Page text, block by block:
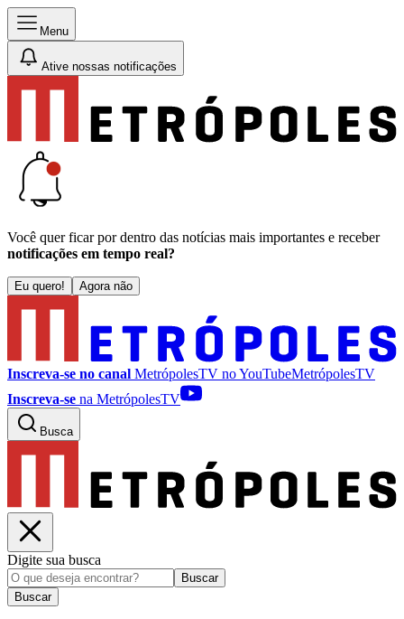
Menu
Ative nossas notificações
Você quer ficar por dentro das notícias mais importantes e receber
notificações em tempo real?
Eu quero! Agora não
Inscreva-se no canal MetrópolesTV noYouTubeMetrópolesTV
Inscreva-se na MetrópolesTV
Busca
Digite sua busca
Buscar
Buscar